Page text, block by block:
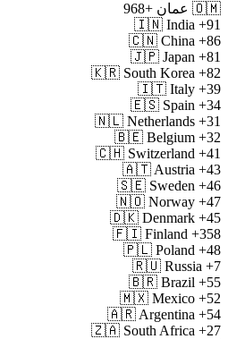
🇴🇲 عمان +968
🇮🇳 India +91
🇨🇳 China +86
🇯🇵 Japan +81
🇰🇷 South Korea +82
🇮🇹 Italy +39
🇪🇸 Spain +34
🇳🇱 Netherlands +31
🇧🇪 Belgium +32
🇨🇭 Switzerland +41
🇦🇹 Austria +43
🇸🇪 Sweden +46
🇳🇴 Norway +47
🇩🇰 Denmark +45
🇫🇮 Finland +358
🇵🇱 Poland +48
🇷🇺 Russia +7
🇧🇷 Brazil +55
🇲🇽 Mexico +52
🇦🇷 Argentina +54
🇿🇦 South Africa +27